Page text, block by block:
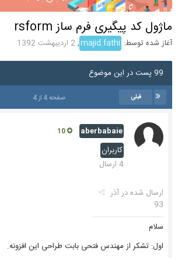
ماژول کد پیگیری فرم ساز rsform
آغاز شده توسط: majid.fathi
,2 اردیبهشت 1392
99 پست در این موضوع
قبلی صفحه 4 از 4
aberbabaie
کاربران
4 ارسال
ارسال شده درآذر
93
سلام
اول: تشکر از مهندس فتحی بابت طراحی این افزونه.